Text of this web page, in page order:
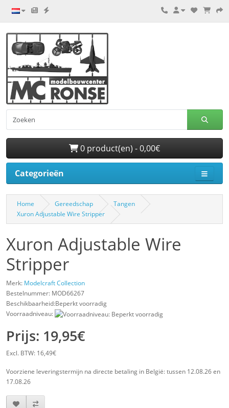
0 product(en) - 0,00€
Categorieën
Home Gereedschap
Tangen
Xuron Adjustable Wire Stripper
Xuron Adjustable Wire
Stripper
Merk: Modelcraft Collection
Bestelnummer: MOD66267
Beschikbaarheid:Beperkt voorradig
Voorraadniveau:
Prijs: 19,95€
Excl. BTW: 16,49€
Voorziene leveringstermijn na directe betaling in België: tussen 12.08.26 en
17.08.26